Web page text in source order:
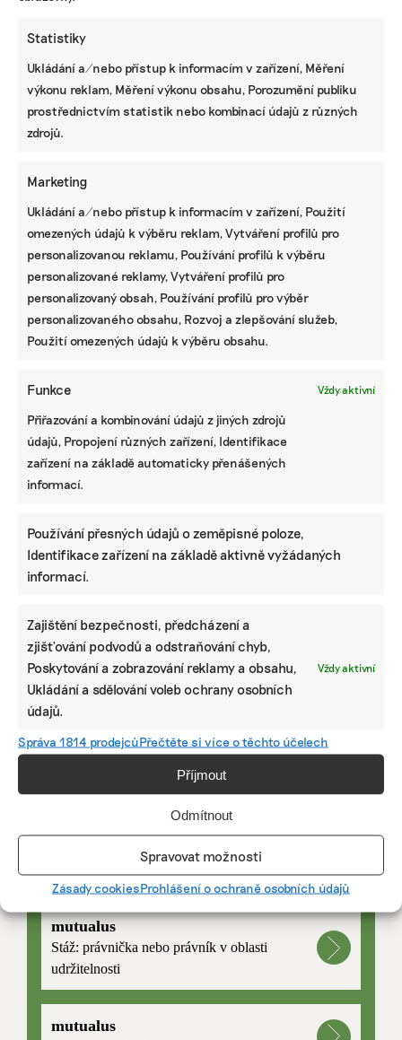
Statistiky
Ukládání a/nebo přístup k informacím v zařízení, Měření
výkonu reklam, Měření výkonu obsahu, Porozumění publiku
prostřednictvím statistik nebo kombinací údajů z různých
zdrojů.
Marketing
Ukládání a/nebo přístup k informacím v zařízení, Použití
omezených údajů k výběru reklam, Vytváření profilů pro
personalizovanou reklamu, Používání profilů k výběru
personalizované reklamy, Vytváření profilů pro
personalizovaný obsah, Používání profilů pro výběr
personalizovaného obsahu, Rozvoj a zlepšování služeb,
Použití omezených údajů k výběru obsahu.
Funkce Vždy aktivní
Přiřazování a kombinování údajů z jiných zdrojů
údajů, Propojení různých zařízení, Identifikace
zařízení na základě automaticky přenášených
informací.
Používání přesných údajů o zeměpisné poloze,
Identifikace zařízení na základě aktivně vyžádaných
informací.
Zajištění bezpečnosti, předcházení a
zjišťování podvodů a odstraňování chyb,
Poskytování a zobrazování reklamy a obsahu,
Ukládání a sdělování voleb ochrany osobních
údajů.
Vždy aktivní
Správa 1814 prodejcůPřečtěte si více o těchto účelech
Příjmout
Odmítnout
Spravovat možnosti
Zásady cookiesProhlášení o ochraně osobních údajů
KOMERČNÍ SDĚLENÍ
BRANDNEWS
Ani trend, ani povinnost. Udržitelnost je
způsob, jak řídit firmu do budoucna a zvyšovat
ZJEDNODUŠTE SI ŽIVOT S ESG
mutualus
Stáž: právnička nebo právník v oblasti
udržitelnosti
mutualus